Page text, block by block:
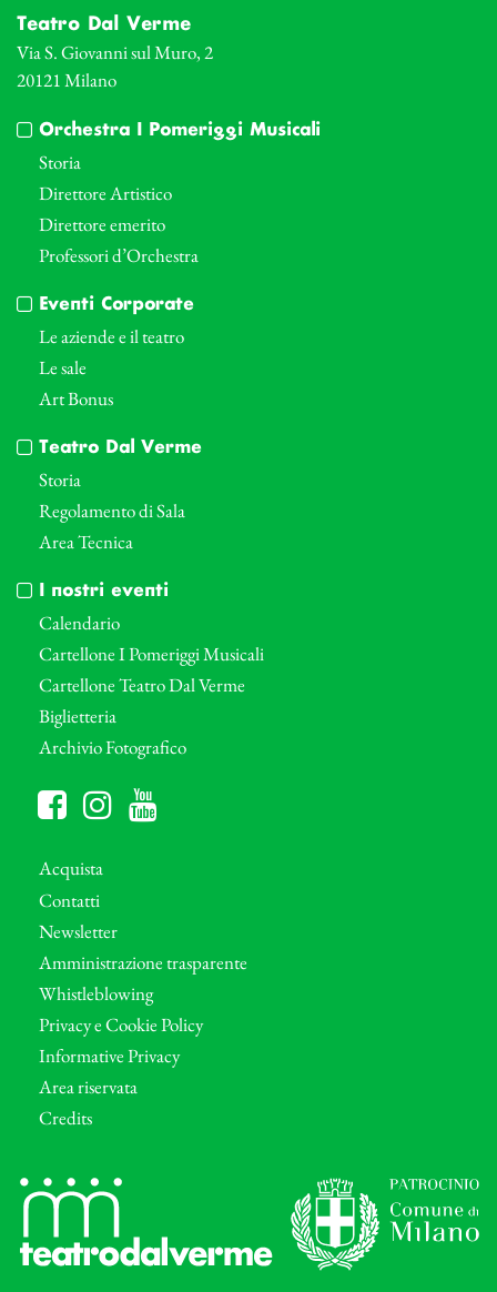
Teatro Dal Verme
Via S. Giovanni sul Muro, 2
20121 Milano
Orchestra I Pomeriggi Musicali
Storia
Direttore Artistico
Direttore emerito
Professori d’Orchestra
Eventi Corporate
Le aziende e il teatro
Le sale
Art Bonus
Teatro Dal Verme
Storia
Regolamento di Sala
Area Tecnica
I nostri eventi
Calendario
Cartellone I Pomeriggi Musicali
Cartellone Teatro Dal Verme
Biglietteria
Archivio Fotografico
Acquista
Contatti
Newsletter
Amministrazione trasparente
Whistleblowing
Privacy e Cookie Policy
Informative Privacy
Area riservata
Credits